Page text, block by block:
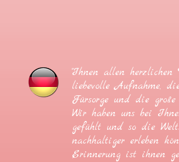
"Ihnen allen
liebevolle Aufnahme,
Fürsorge und die
Wir haben uns bei
gefühlt und so die
nachhaltiger erleben
Erinnerung ist ihnen